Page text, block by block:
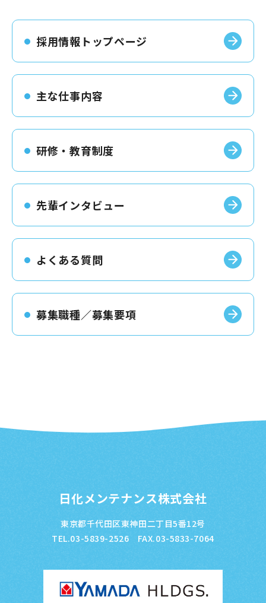
採用情報トップページ
主な仕事内容
研修・教育制度
先輩インタビュー
よくある質問
募集職種／募集要項
日化メンテナンス株式会社
東京都千代田区東神田二丁目5番12号
TEL.03-5839-2526 FAX.03-5833-7064